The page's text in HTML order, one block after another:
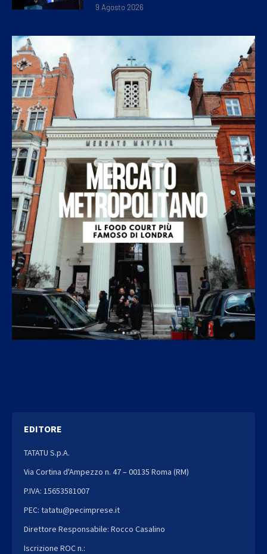
9 Agosto 2026
EDITORE
TATATU S.p.A.
Via Cortina d'Ampezzo n. 47 – 00135 Roma (RM)
P.IVA: 15653581007
PEC: tatatu@pecimprese.it
Direttore Responsabile: Rocco Casalino
Iscrizione ROC n.: